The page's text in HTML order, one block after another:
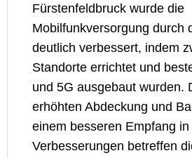
Fürstenfeldbruck wurde die
Mobilfunkversorgung durch
deutlich verbessert, indem
Standorte errichtet und
und 5G ausgebaut wurden.
erhöhten Abdeckung und
einem besseren Empfang
Verbesserungen betreffen